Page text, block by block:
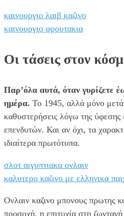
καινουργιο λαιβ καζινο
καινουργιο φρουτακια
Οι τάσεις στον
Παρ’όλα αυτά, όταν γυρίζετε
ημέρα. Το 1945, αλλά μόνο
καθυστερήσεις λόγω της
επενδυτών. Και αν όχι, τα
ιδιαίτερα πρωτότυπα.
σλοτ αιγυπτιακα ονλαιν
καλυτερο καζινο με ελληνικα
Ονλαιν καζινο μπονους πρωτης
προσοχή, η επιτυχία στη